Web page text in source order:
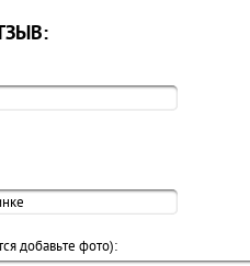
добавьте фото):